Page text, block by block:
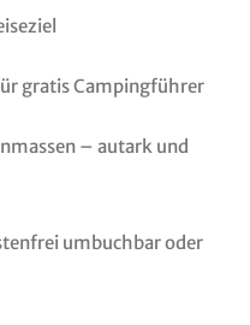
gratis Campingführer
– autark und
umbuchbar oder